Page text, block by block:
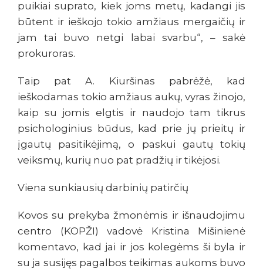
puikiai suprato, kiek joms metų, kadangi jis
būtent ir ieškojo tokio amžiaus mergaičių ir
jam tai buvo netgi labai svarbu“, – sakė
prokuroras.
Taip pat A. Kiuršinas pabrėžė, kad
ieškodamas tokio amžiaus aukų, vyras žinojo,
kaip su jomis elgtis ir naudojo tam tikrus
psichologinius būdus, kad prie jų prieitų ir
įgautų pasitikėjimą, o paskui gautų tokių
veiksmų, kurių nuo pat pradžių ir tikėjosi.
Viena sunkiausių darbinių patirčių
Kovos su prekyba žmonėmis ir išnaudojimu
centro (KOPŽI) vadovė Kristina Mišinienė
komentavo, kad jai ir jos kolegėms ši byla ir
su ja susijęs pagalbos teikimas aukoms buvo